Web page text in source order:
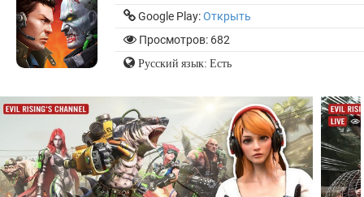
Google Play:Открыть
Просмотров: 682
Русский язык: Есть